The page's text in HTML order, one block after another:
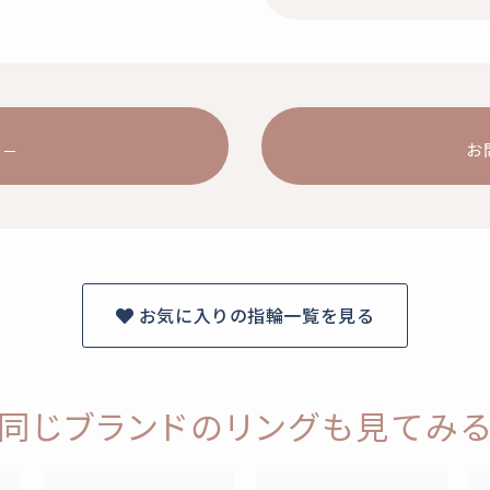
お
お気に入りの指輪一覧を見る
同じブランドのリングも見てみる